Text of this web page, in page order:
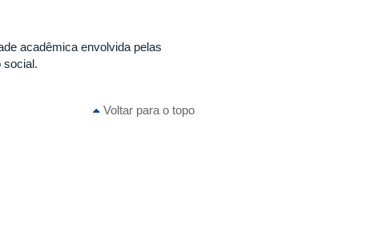
acadêmica envolvida pelas
social.
Voltar para o topo